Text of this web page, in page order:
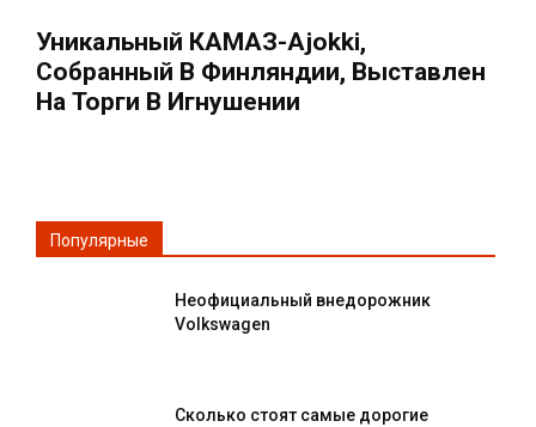
Уникальный КАМАЗ-Ajokki,
Собранный В Финляндии, Выставлен
На Торги В Игнушении
Популярные
Неофициальный внедорожник
Volkswagen
Сколько стоят самые дорогие